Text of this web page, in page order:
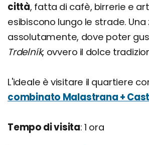
città, fatta di cafè, birrerie e
esibiscono lungo le strade.
assolutamente, dove poter
Trdelník, ovvero il dolce
L'ideale è visitare il quartiere
combinato Malastrana +
Tempo di visita: 1 ora